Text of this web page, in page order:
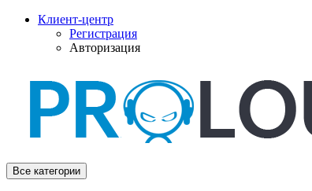
Клиент-центр
Регистрация
Авторизация
Все категории